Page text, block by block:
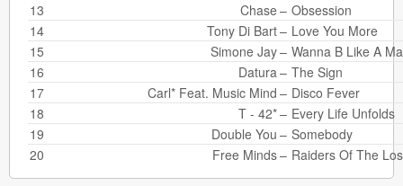
13
Chase – Obsession
14
Tony Di Bart– Love You More
15
Simone Jay– Wanna B Like A
16
Datura– The Sign
17
Carl* Feat. Music Mind – Disco Fever
18
T - 42*– Every Life Unfolds
19
Double You – Somebody
20
Free Minds– Raiders Of The